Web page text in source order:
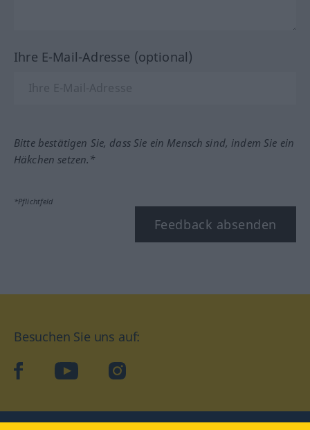
Ihre E-Mail-Adresse (optional)
Bitte bestätigen Sie, dass Sie ein Mensch sind, indem Sie ein
Häkchen setzen.*
*Pflichtfeld
Feedback absenden
Besuchen Sie uns auf:
facebookYouTube Instagram